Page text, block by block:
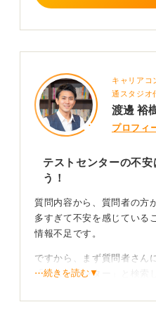
時間配分と形式に慣れる
り、一度進むと前の問題
さらに、1問ごとに制限時
特徴です。
計るのではなく、1問何秒
習することが重要になりま
この形式に慣れておくこと
を発揮できるでしょう。
心配だったら、本番がない
させてもらうことで、当日
ません。
キャリアコ
通スタジオ
渡邊 裕
プロフィ
テストセンターの不
う！
質問内容から、質問者の方
多すぎて不安を感じている
情報不足です。
ですから、まず質問者さん
「テストセンター」と検索
⋯続きを読む▼